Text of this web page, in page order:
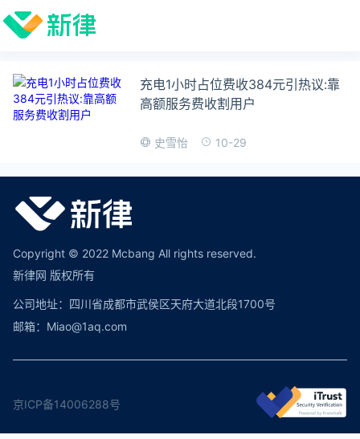
充电1小时占位费收384元引热议:靠
高额服务费收割用户
史雪怡 10-29
Copyright © 2022 Mcbang All rights reserved.
新律网 版权所有
公司地址：四川省成都市武侯区天府大道北段1700号
邮箱：Miao@1aq.com
京ICP备14006288号